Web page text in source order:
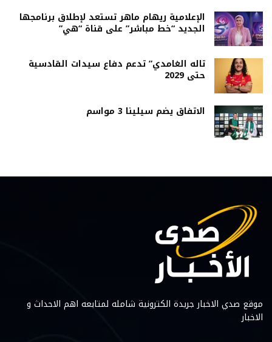
الإعلامية ريهام ماهر تستعد لإطلاق برنامجها
الجديد “خط مباشر” على قناة “هي”
تاله الغامدي” تدعم دفاع سيدات القادسية
حتى 2029
الاتفاق يضم سيلينا 3 مواسم
موقع صدي الاخبار جريدة الكترونية شامله لمتابعه اهم الاحداث و
الاخبار